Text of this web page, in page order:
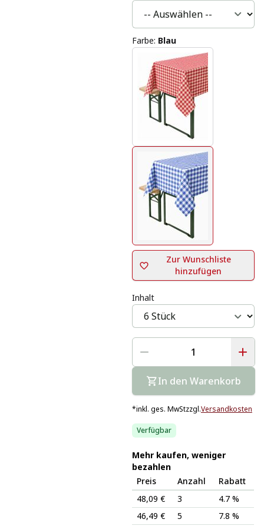
Farbe: Blau
Zur Wunschliste
hinzufügen
Inhalt
In den Warenkorb
*inkl. ges. MwStzzgl.Versandkosten
Verfügbar
Mehr kaufen, weniger
bezahlen
Preis
Anzahl
Rabatt
48,09 €
3
4.7 %
46,49 €
5 7.8 %